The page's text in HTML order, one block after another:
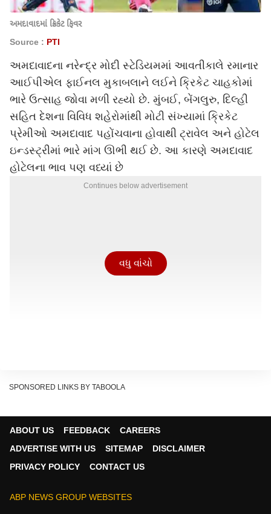
અમદાવાદમાં ક્રિકેટ ફિવર
Source : PTI
અમદાવાદના નરેન્દ્ર મોદી સ્ટેડિયમમાં આવતીકાલે રમાનાર
આઈપીએલ ફાઈનલ મુકાબલાને લઈને ક્રિકેટ ચાહકોમાં
ભારે ઉત્સાહ જોવા મળી રહ્યો છે. મુંબઈ, બેંગલુરુ, દિલ્હી
સહિત દેશના વિવિધ શહેરોમાંથી મોટી સંખ્યામાં ક્રિકેટ
પ્રેમીઓ અમદાવાદ પહોંચવાના હોવાથી ટ્રાવેલ અને હોટેલ
ઇન્ડસ્ટ્રીમાં ભારે માંગ ઊભી થઈ છે. આ કારણે અમદાવાદ
હોટેલના ભાવ પણ વધ્યાં છે
Continues below advertisement
વધુ વાંચો
SPONSORED LINKS BY TABOOLA
ABOUT US FEEDBACK
CAREERS
ADVERTISE WITH US
SITEMAP
DISCLAIMER
PRIVACY POLICY
CONTACT US
ABP NEWS GROUP WEBSITES